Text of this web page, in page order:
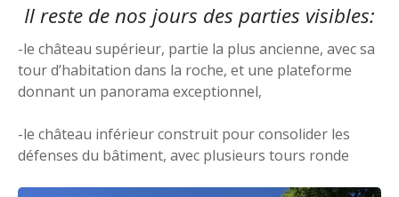
Il reste de nos jours des parties visibles:
-le château supérieur, partie la plus ancienne, avec sa
tour d’habitation dans la roche, et une plateforme
donnant un panorama exceptionnel,
-le château inférieur construit pour consolider les
défenses du bâtiment, avec plusieurs tours ronde